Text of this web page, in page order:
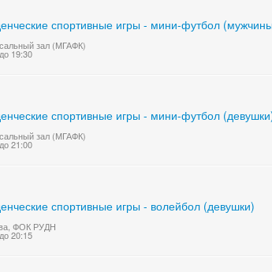
спортивные игры - мини-футбол
зал (МГАФК)
19:30
спортивные игры - мини-футбол
зал (МГАФК)
21:00
спортивные игры - волейбол (девушки)
ФОК РУДН
20:15